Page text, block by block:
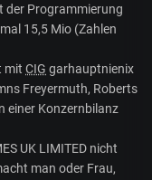
der Programmierung
15,5 Mio (Zahlen
mit CIG garhauptnienix
Freyermuth, Roberts
einer Konzernbilanz
UK LIMITED nicht
man oder Frau,